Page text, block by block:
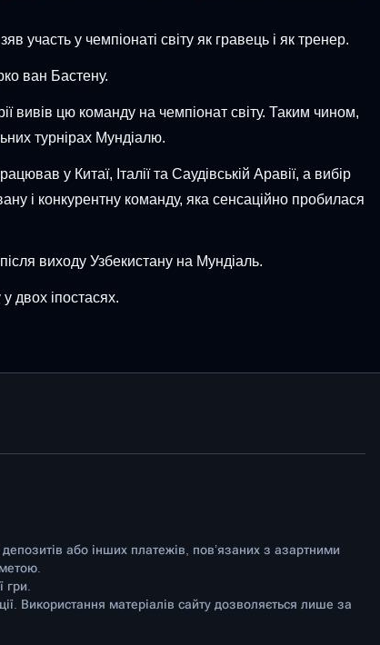
участь у чемпіонаті світу як гравець і як тренер.
ван Бастену.
вивів цю команду на чемпіонат світу. Таким чином,
турнірах Мундіалю.
у Китаї, Італії та Саудівській Аравії, а вибір
і конкурентну команду, яка сенсаційно пробилася
виходу Узбекистану на Мундіаль.
двох іпостасях.
або інших платежів, пов’язаних з азартними
Використання матеріалів сайту дозволяється лише за